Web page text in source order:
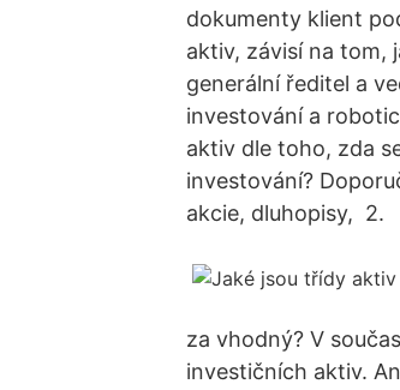
dokumenty klient
aktiv, závisí na tom,
generální ředitel a
investování a
aktiv dle toho, zda
investování?
akcie, dluhopisy, 2.
za vhodný? V
investičních aktiv.